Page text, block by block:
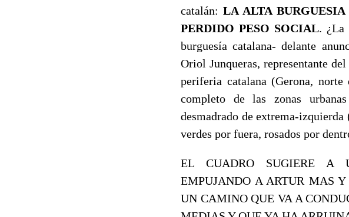
catalán: LA ALTA
PERDIDO PESO SOCIAL. ¿La
burguesía catalana- delante
Oriol Junqueras, representante
periferia catalana (Gerona,
completo de las zonas
desmadrado de extrema-
verdes por fuera, rosados por
EL CUADRO SUGIERE A
EMPUJANDO A ARTUR MAS
UN CAMINO QUE VA A